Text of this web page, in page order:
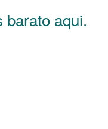
barato aqui.